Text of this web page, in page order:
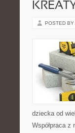
POSTED BY
dziecka od
Współpraca